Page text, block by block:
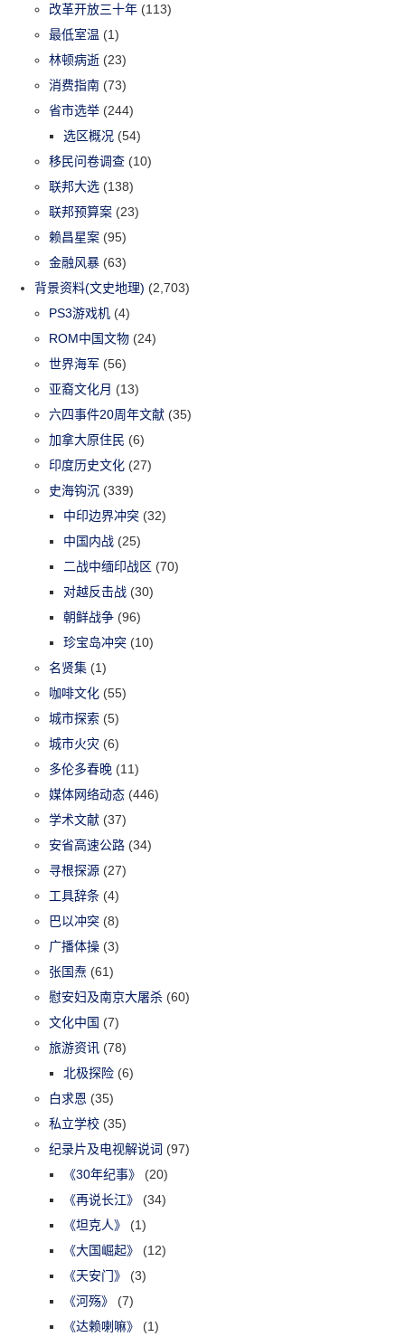
改革开放三十年 (113)
最低室温 (1)
林顿病逝 (23)
消费指南 (73)
省市选举 (244)
选区概况 (54)
移民问卷调查 (10)
联邦大选 (138)
联邦预算案 (23)
赖昌星案 (95)
金融风暴 (63)
背景资料(文史地理) (2,703)
PS3游戏机 (4)
ROM中国文物 (24)
世界海军 (56)
亚裔文化月 (13)
六四事件20周年文献 (35)
加拿大原住民 (6)
印度历史文化 (27)
史海钩沉 (339)
中印边界冲突 (32)
中国内战 (25)
二战中缅印战区 (70)
对越反击战 (30)
朝鲜战争 (96)
珍宝岛冲突 (10)
名贤集 (1)
咖啡文化 (55)
城市探索 (5)
城市火灾 (6)
多伦多春晚 (11)
媒体网络动态 (446)
学术文献 (37)
安省高速公路 (34)
寻根探源 (27)
工具辞条 (4)
巴以冲突 (8)
广播体操 (3)
张国焘 (61)
慰安妇及南京大屠杀 (60)
文化中国 (7)
旅游资讯 (78)
北极探险 (6)
白求恩 (35)
私立学校 (35)
纪录片及电视解说词 (97)
《30年纪事》
(20)
《再说长江》
(34)
《坦克人》
(1)
《大国崛起》
(12)
《天安门》
(3)
《河殇》
(7)
《达赖喇嘛》
(1)